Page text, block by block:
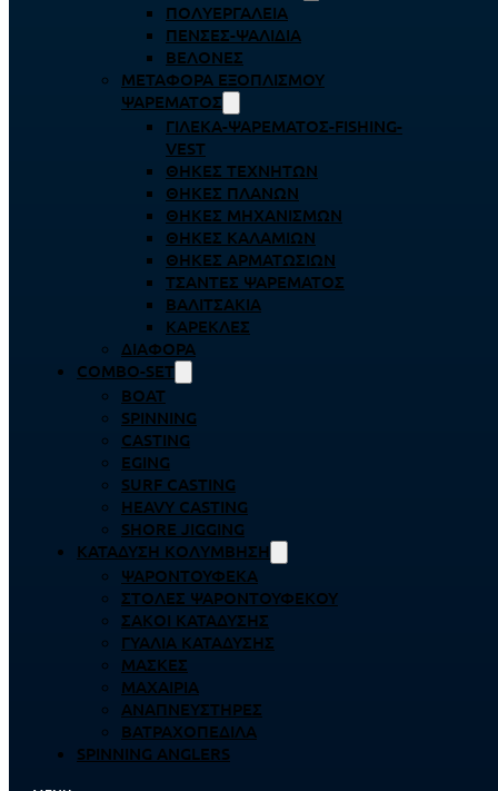
ΠΟΛΥΕΡΓΑΛΕΊΑ
ΠΈΝΣΕΣ-ΨΑΛΊΔΙΑ
ΒΕΛΌΝΕΣ
ΜΕΤΑΦΟΡΆ ΕΞΟΠΛΙΣΜΟΎ
ΨΑΡΈΜΑΤΟΣ
ΓΙΛΈΚΑ-ΨΑΡΈΜΑΤΟΣ-FISHING-
VEST
ΘΉΚΕΣ ΤΕΧΝΗΤΏΝ
ΘΉΚΕΣ ΠΛΆΝΩΝ
ΘΉΚΕΣ ΜΗΧΑΝΙΣΜΏΝ
ΘΉΚΕΣ ΚΑΛΑΜΙΏΝ
ΘΉΚΕΣ ΑΡΜΑΤΩΣΙΏΝ
ΤΣΆΝΤΕΣ ΨΑΡΈΜΑΤΟΣ
ΒΑΛΙΤΣΆΚΙΑ
ΚΑΡΈΚΛΕΣ
ΔΙΆΦΟΡΑ
COMBO-SET
BOAT
SPINNING
CASTING
EGING
SURF CASTING
HEAVY CASTING
SHORE JIGGING
ΚΑΤΆΔΥΣΗ ΚΟΛΎΜΒΗΣΗ
ΨΑΡΟΝΤΟΎΦΕΚΑ
ΣΤΟΛΈΣ ΨΑΡΟΝΤΟΎΦΕΚΟΥ
ΣΆΚΟΙ ΚΑΤΆΔΥΣΗΣ
ΓΥΑΛΙΆ ΚΑΤΆΔΥΣΗΣ
ΜΆΣΚΕΣ
ΜΑΧΑΊΡΙΑ
ΑΝΑΠΝΕΥΣΤΉΡΕΣ
ΒΑΤΡΑΧΟΠΈΔΙΛΑ
SPINNING ANGLERS